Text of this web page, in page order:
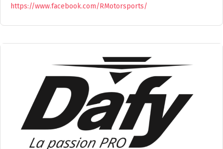
https://www.facebook.com/RMotorsports/